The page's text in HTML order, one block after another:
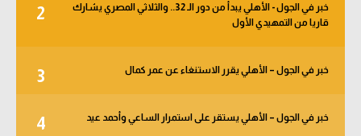
2
خبر في الجول - الأهلي يبدأ من دور الـ 32.. والثلاثي المصري يشارك
قاريا من التمهيدي الأول
3 خبر في الجول – الأهلي يقرر الاستنغاء عن عمر كمال
4 خبر في الجول – الأهلي يستقر على استمرار الساعي وأحمد عيد